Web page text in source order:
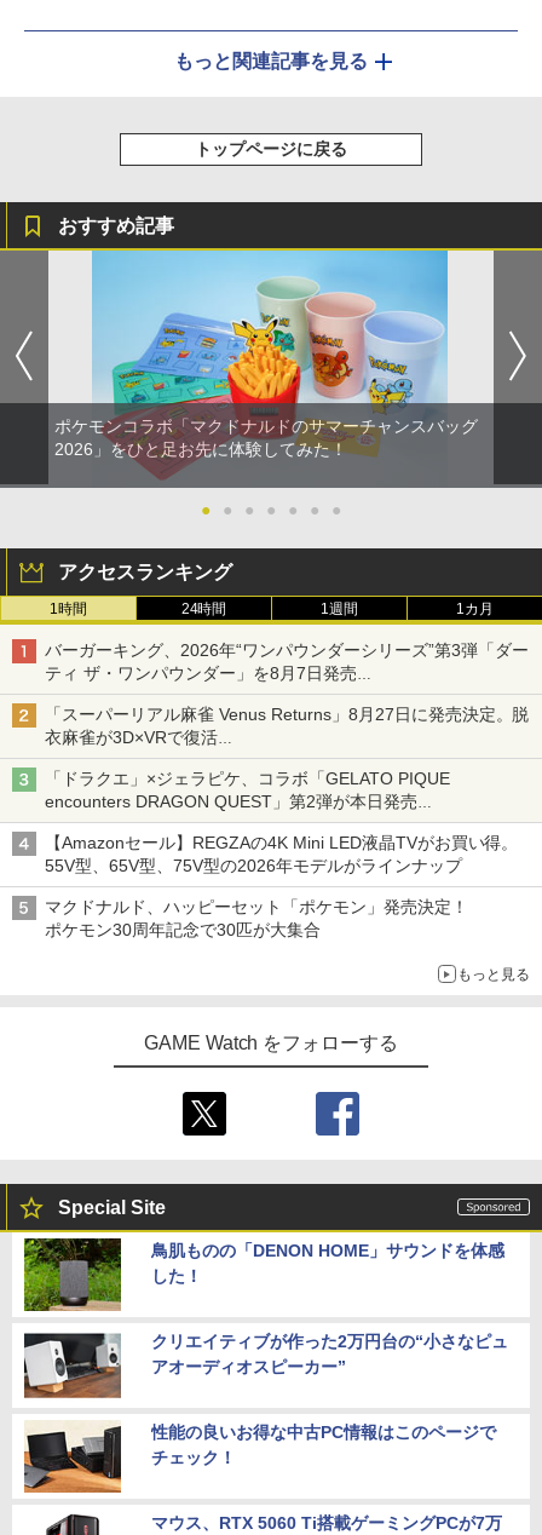
もっと関連記事を見る
トップページに戻る
おすすめ記事
ポケモンコラボ「マクドナルドのサマーチャンスバッグ
2026」をひと足お先に体験してみた！
● ● ● ● ● ● ●
アクセスランキング
1時間 24時間 1週間 1カ月
バーガーキング、2026年“ワンパウンダーシリーズ”第3弾「ダー
ティ ザ・ワンパウンダー」を8月7日発売
「特製ガーリックマヨソース」を使用した超大型チーズバーガー
「スーパーリアル麻雀 Venus Returns」8月27日に発売決定。脱
衣麻雀が3D×VRで復活
発売から2週間は20%オフになるセールが実施
「ドラクエ」×ジェラピケ、コラボ「GELATO PIQUE
encounters DRAGON QUEST」第2弾が本日発売
アイスカップに入ったスライムやわたぼう、ベビーサタンなどが
オリジナルアートで登場
【Amazonセール】REGZAの4K Mini LED液晶TVがお買い得。
55V型、65V型、75V型の2026年モデルがラインナップ
マクドナルド、ハッピーセット「ポケモン」発売決定！
ポケモン30周年記念で30匹が大集合
もっと見る
GAME Watch をフォローする
Special Site
鳥肌ものの「DENON HOME」サウンドを体感
した！
クリエイティブが作った2万円台の“小さなピュ
アオーディオスピーカー”
性能の良いお得な中古PC情報はこのページで
チェック！
マウス、RTX 5060 Ti搭載ゲーミングPCが7万